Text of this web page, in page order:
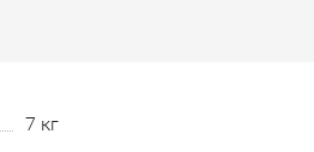
7 кг